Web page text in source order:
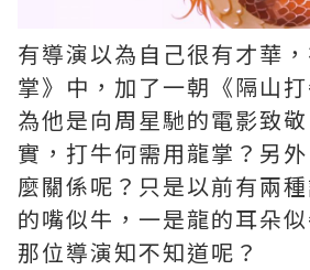
有導演以為自己很有才華
掌》中，加了一朝《隔山
為他是向周星馳的電影致
實，打牛何需用龍掌？另
麼關係呢？只是以前有兩
的嘴似牛，一是龍的耳朵
那位導演知不知道呢？